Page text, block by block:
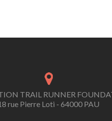
TRAIL RUNNER
rue Pierre Loti - 64000 PAU